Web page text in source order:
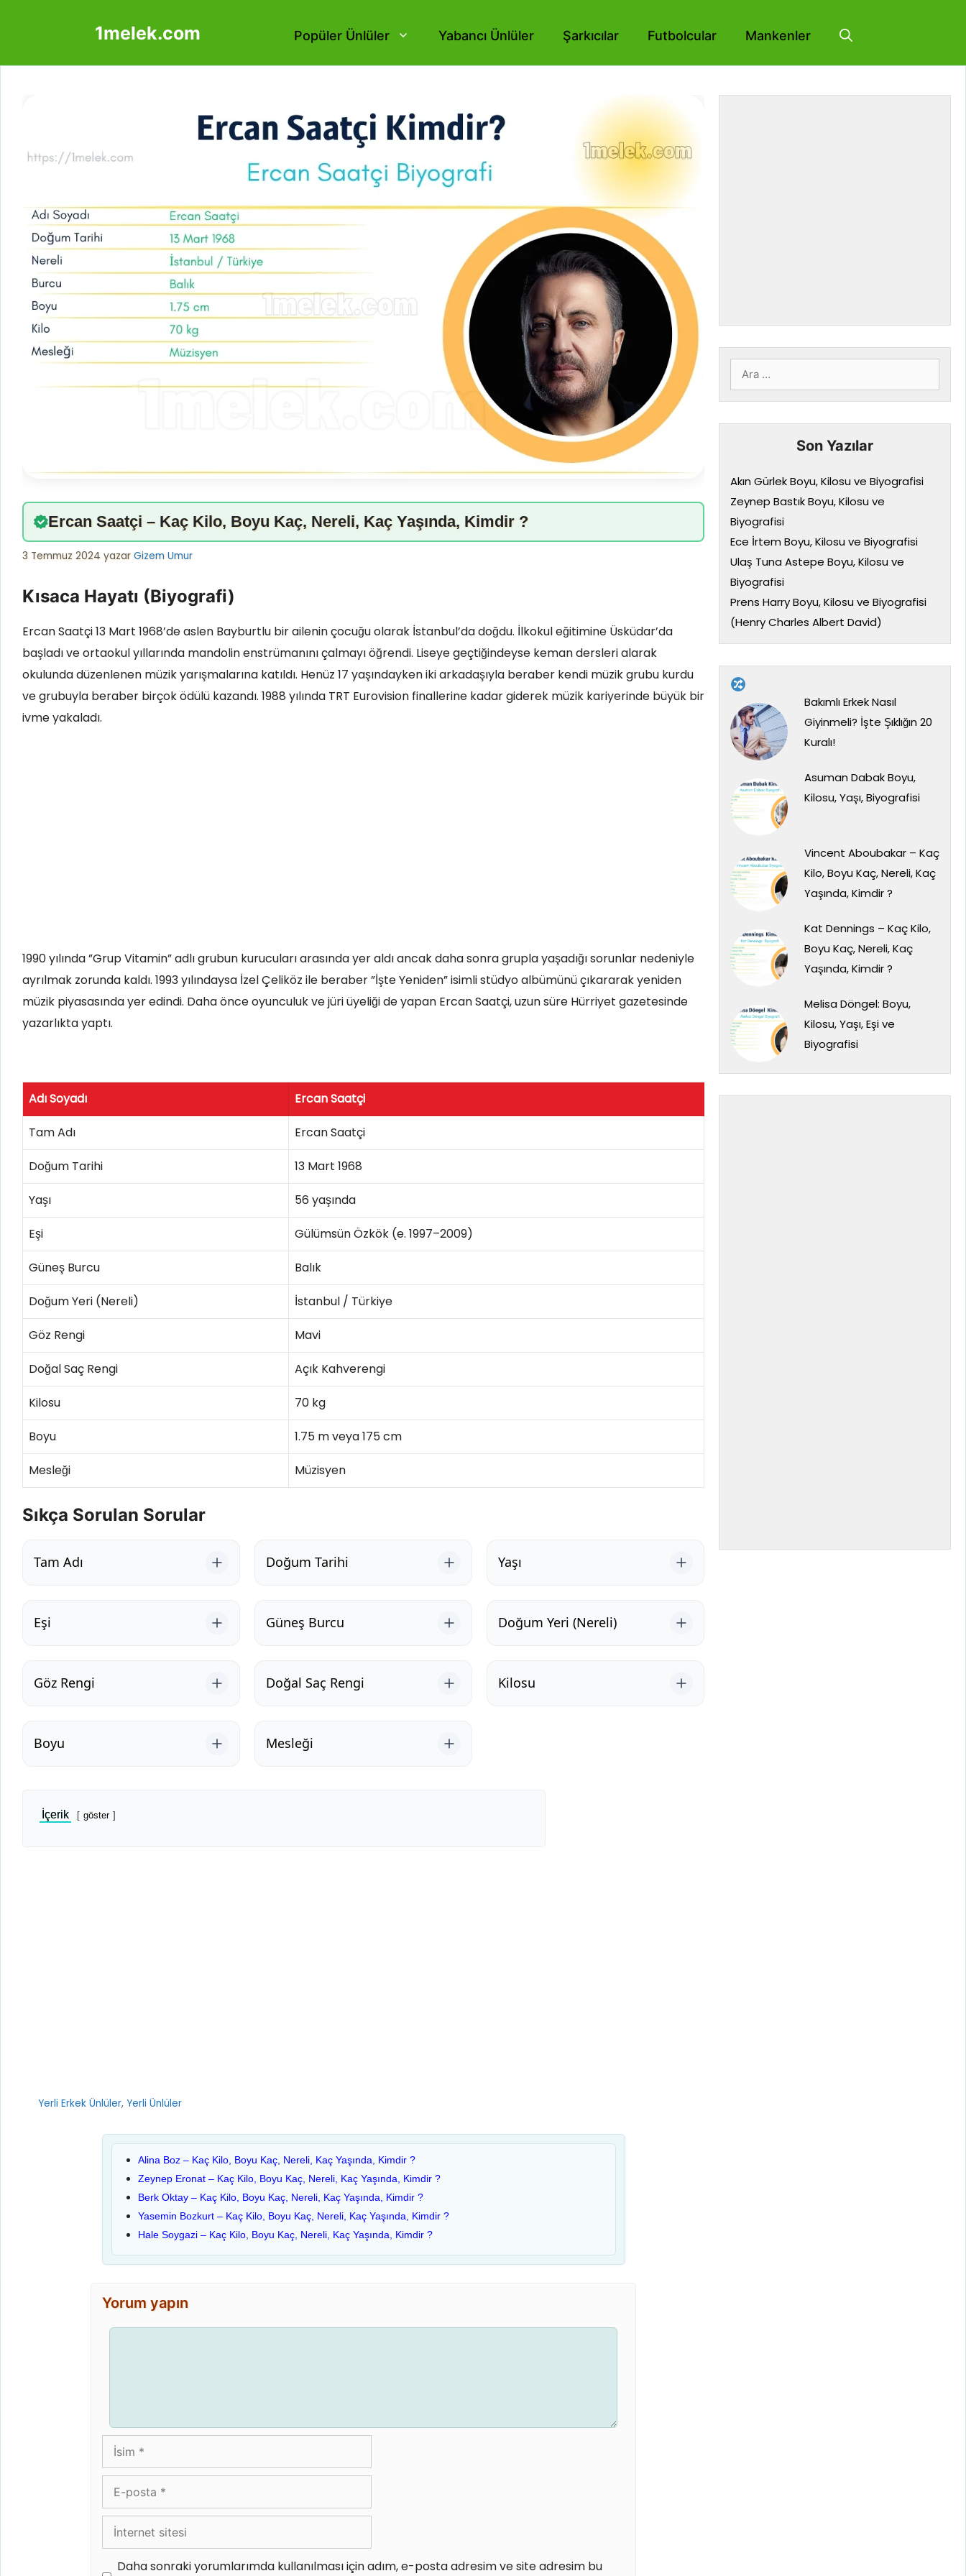
1melek.com Popüler Ünlüler Yabancı Ünlüler Şarkıcılar Futbolcular Mankenler
Ercan Saatçi – Kaç Kilo, Boyu Kaç, Nereli, Kaç Yaşında, Kimdir ?
3 Temmuz 2024 yazar Gizem Umur
Kısaca Hayatı (Biyografi)
Ercan Saatçi 13 Mart 1968’de aslen Bayburtlu bir ailenin çocuğu olarak İstanbul’da doğdu. İlkokul eğitimine Üsküdar’da
başladı ve ortaokul yıllarında mandolin enstrümanını çalmayı öğrendi. Liseye geçtiğindeyse keman dersleri alarak
okulunda düzenlenen müzik yarışmalarına katıldı. Henüz 17 yaşındayken iki arkadaşıyla beraber kendi müzik grubu kurdu
ve grubuyla beraber birçok ödülü kazandı. 1988 yılında TRT Eurovision finallerine kadar giderek müzik kariyerinde büyük bir
ivme yakaladı.
1990 yılında ”Grup Vitamin” adlı grubun kurucuları arasında yer aldı ancak daha sonra grupla yaşadığı sorunlar nedeniyle
ayrılmak zorunda kaldı. 1993 yılındaysa İzel Çeliköz ile beraber ”İşte Yeniden” isimli stüdyo albümünü çıkararak yeniden
müzik piyasasında yer edindi. Daha önce oyunculuk ve jüri üyeliği de yapan Ercan Saatçi, uzun süre Hürriyet gazetesinde
yazarlıkta yaptı.
Adı Soyadı Ercan Saatçi
Tam Adı Ercan Saatçi
Doğum Tarihi 13 Mart 1968
Yaşı 56 yaşında
Eşi Gülümsün Özkök (e. 1997–2009)
Güneş Burcu Balık
Doğum Yeri (Nereli) İstanbul / Türkiye
Göz Rengi Mavi
Doğal Saç Rengi Açık Kahverengi
Kilosu 70 kg
Boyu 1.75 m veya 175 cm
Mesleği Müzisyen
Sıkça Sorulan Sorular
Tam Adı Doğum Tarihi Yaşı
Eşi Güneş Burcu Doğum Yeri (Nereli)
Göz Rengi Doğal Saç Rengi Kilosu
Boyu Mesleği
İçerik göster
Kategoriler
Yerli Erkek Ünlüler, Yerli Ünlüler
Alina Boz – Kaç Kilo, Boyu Kaç, Nereli, Kaç Yaşında, Kimdir ?
Zeynep Eronat – Kaç Kilo, Boyu Kaç, Nereli, Kaç Yaşında, Kimdir ?
Berk Oktay – Kaç Kilo, Boyu Kaç, Nereli, Kaç Yaşında, Kimdir ?
Yasemin Bozkurt – Kaç Kilo, Boyu Kaç, Nereli, Kaç Yaşında, Kimdir ?
Hale Soygazi – Kaç Kilo, Boyu Kaç, Nereli, Kaç Yaşında, Kimdir ?
Yorum yapın
İsim
posta
İnternet
sitesi
Daha sonraki yorumlarımda kullanılması için adım, e-posta adresim ve site adresim bu
için
ara
Son Yazılar
Akın Gürlek Boyu, Kilosu ve Biyografisi
Zeynep Bastık Boyu, Kilosu ve
Biyografisi
Ece İrtem Boyu, Kilosu ve Biyografisi
Ulaş Tuna Astepe Boyu, Kilosu ve
Biyografisi
Prens Harry Boyu, Kilosu ve Biyografisi
(Henry Charles Albert David)
Bakımlı Erkek Nasıl
Giyinmeli? İşte Şıklığın 20
Kuralı!
Asuman Dabak Boyu,
Kilosu, Yaşı, Biyografisi
Vincent Aboubakar – Kaç
Kilo, Boyu Kaç, Nereli, Kaç
Yaşında, Kimdir ?
Kat Dennings – Kaç Kilo,
Boyu Kaç, Nereli, Kaç
Yaşında, Kimdir ?
Melisa Döngel: Boyu,
Kilosu, Yaşı, Eşi ve
Biyografisi